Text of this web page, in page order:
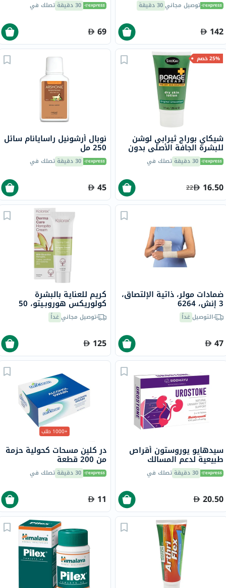
توصيل مجاني30 دقيقة
142
30 دقيقة تصلك في
69
25% خصم
شيكاي بوراج ثيرابي لوشن
للبشرة الجافة الأصلي بدون
رائحة، 29 مل30 دقيقة تصلك في
16.50
22
نوبال أرشونيل راسايانام سائل
250 مل
30 دقيقة تصلك في
45
ضمادات مولر، ذاتية الإلتصاق،
3 إنش، 6264
التوصيلغداً
47
كريم للعناية بالبشرة
كولوريكس هوروبـيتو، 50
جرامتوصيل مجانيغداً
125
سيدهايو يوروستون أقراص
طبيعية لدعم المسالك
البولية، حزمة من 30
30 دقيقة تصلك في
20.50
+1000 طلب
در كلين مسحات كحولية حزمة
من 200 قطعة
30 دقيقة تصلك في
11